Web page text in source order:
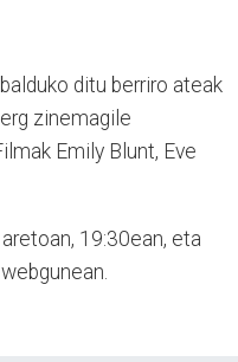
ditu berriro ateak
zinemagile
Emily Blunt, Eve
19:30ean, eta